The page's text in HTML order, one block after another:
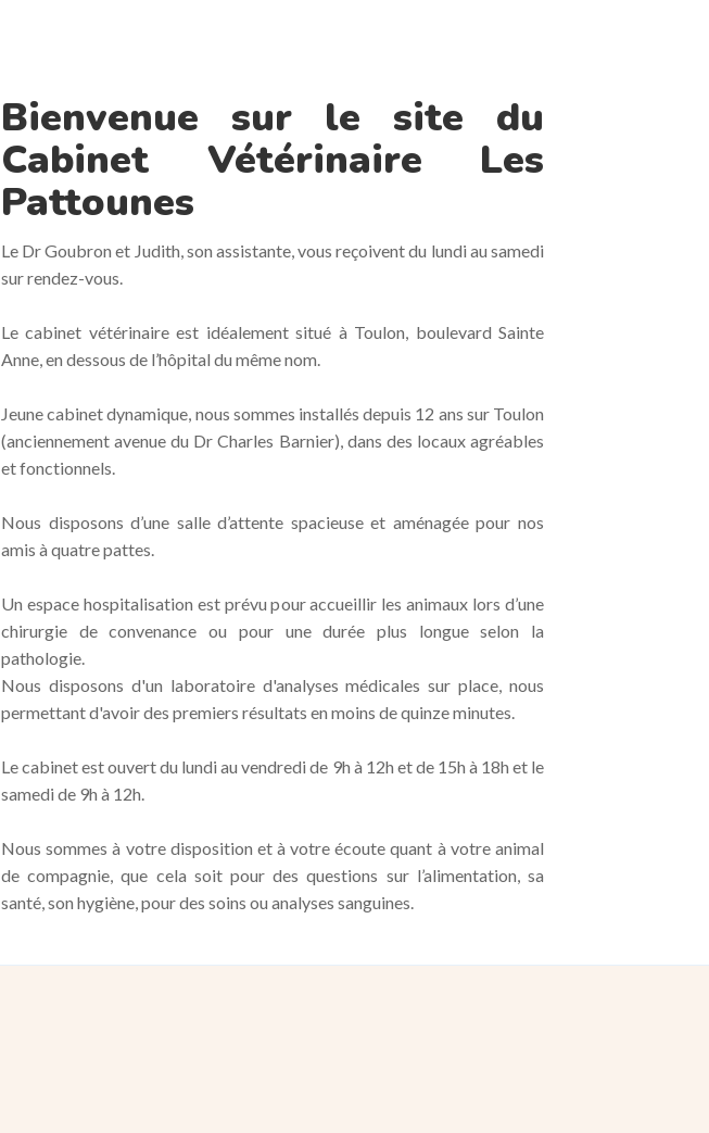
Bienvenue sur le site du
Cabinet Vétérinaire Les
Pattounes
Le Dr Goubron et Judith, son assistante, vous reçoivent du lundi au samedi
sur rendez-vous.
Le cabinet vétérinaire est idéalement situé à Toulon, boulevard Sainte
Anne, en dessous de l’hôpital du même nom.
Jeune cabinet dynamique, nous sommes installés depuis 12 ans sur Toulon
(anciennement avenue du Dr Charles Barnier), dans des locaux agréables
et fonctionnels.
Nous disposons d’une salle d’attente spacieuse et aménagée pour nos
amis à quatre pattes.
Un espace hospitalisation est prévu pour accueillir les animaux lors d’une
chirurgie de convenance ou pour une durée plus longue selon la
pathologie.
Nous disposons d'un laboratoire d'analyses médicales sur place, nous
permettant d'avoir des premiers résultats en moins de quinze minutes.
Le cabinet est ouvert du lundi au vendredi de 9h à 12h et de 15h à 18h et le
samedi de 9h à 12h.
Nous sommes à votre disposition et à votre écoute quant à votre animal
de compagnie, que cela soit pour des questions sur l’alimentation, sa
santé, son hygiène, pour des soins ou analyses sanguines.